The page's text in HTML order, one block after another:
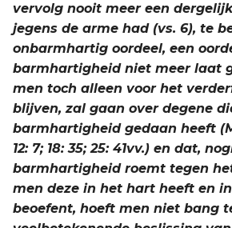
vervolg nooit meer een
jegens de arme had (vs. 6), te
onbarmhartig oordeel, een
barmhartigheid niet meer laat
men toch alleen voor het
blijven, zal gaan over degene
barmhartigheid gedaan heeft
12: 7; 18: 35; 25: 41vv.) en dat,
barmhartigheid roemt tegen
men deze in het hart heeft en
beoefent, hoeft men niet bang